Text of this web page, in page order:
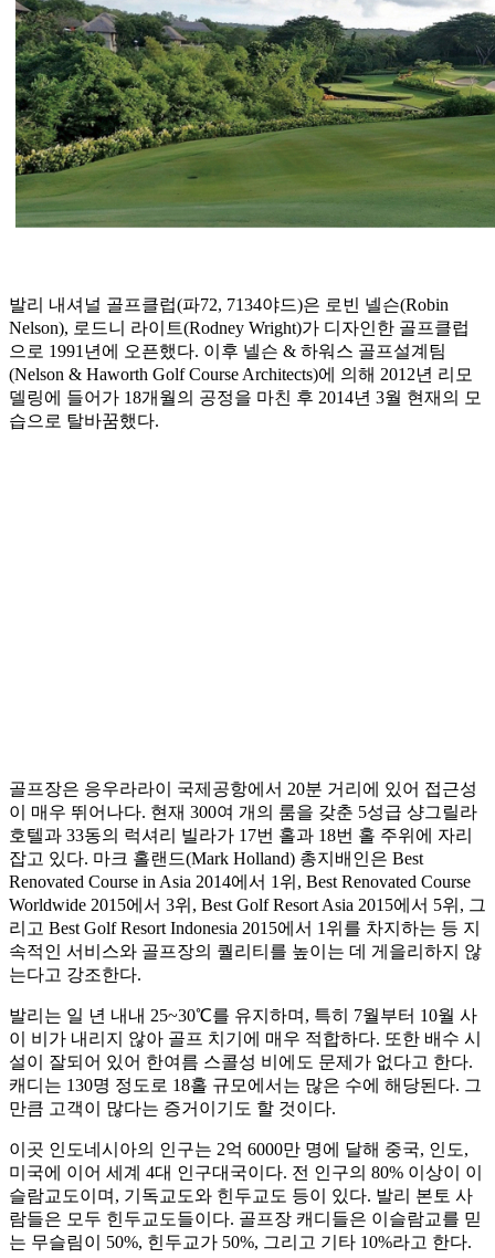
발리 내셔널 골프클럽(파72, 7134야드)은 로빈 넬슨(Robin
Nelson), 로드니 라이트(Rodney Wright)가 디자인한 골프클럽
으로 1991년에 오픈했다. 이후 넬슨 & 하워스 골프설계팀
(Nelson & Haworth Golf Course Architects)에 의해 2012년 리모
델링에 들어가 18개월의 공정을 마친 후 2014년 3월 현재의 모
습으로 탈바꿈했다.
골프장은 응우라라이 국제공항에서 20분 거리에 있어 접근성
이 매우 뛰어나다. 현재 300여 개의 룸을 갖춘 5성급 샹그릴라
호텔과 33동의 럭셔리 빌라가 17번 홀과 18번 홀 주위에 자리
잡고 있다. 마크 홀랜드(Mark Holland) 총지배인은 Best
Renovated Course in Asia 2014에서 1위, Best Renovated Course
Worldwide 2015에서 3위, Best Golf Resort Asia 2015에서 5위, 그
리고 Best Golf Resort Indonesia 2015에서 1위를 차지하는 등 지
속적인 서비스와 골프장의 퀄리티를 높이는 데 게을리하지 않
는다고 강조한다.
발리는 일 년 내내 25~30℃를 유지하며, 특히 7월부터 10월 사
이 비가 내리지 않아 골프 치기에 매우 적합하다. 또한 배수 시
설이 잘되어 있어 한여름 스콜성 비에도 문제가 없다고 한다.
캐디는 130명 정도로 18홀 규모에서는 많은 수에 해당된다. 그
만큼 고객이 많다는 증거이기도 할 것이다.
이곳 인도네시아의 인구는 2억 6000만 명에 달해 중국, 인도,
미국에 이어 세계 4대 인구대국이다. 전 인구의 80% 이상이 이
슬람교도이며, 기독교도와 힌두교도 등이 있다. 발리 본토 사
람들은 모두 힌두교도들이다. 골프장 캐디들은 이슬람교를 믿
는 무슬림이 50%, 힌두교가 50%, 그리고 기타 10%라고 한다.